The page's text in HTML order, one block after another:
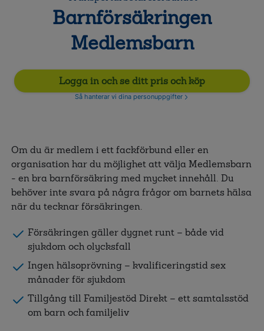
Barnförsäkringen
Medlemsbarn
Logga in och se ditt pris och köp
Så hanterar vi dina personuppgifter
Om du är medlem i ett fackförbund eller en
organisation har du möjlighet att välja Medlemsbarn
- en bra barnförsäkring med mycket innehåll. Du
behöver inte svara på några frågor om barnets hälsa
när du tecknar försäkringen.
Försäkringen gäller dygnet runt – både vid
sjukdom och olycksfall
Ingen hälsoprövning – kvalificeringstid sex
månader för sjukdom
Tillgång till Familjestöd Direkt – ett samtalsstöd
om barn och familjeliv